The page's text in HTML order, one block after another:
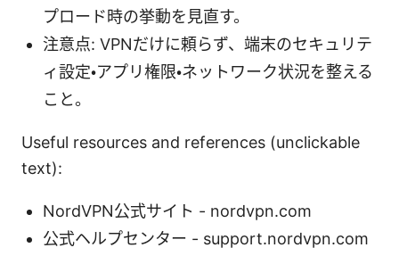
プロード時の挙動を見直す。
注意点: VPNだけに頼らず、端末のセキュリテ
ィ設定・アプリ権限・ネットワーク状況を整える
こと。
Useful resources and references (unclickable
text):
NordVPN公式サイト - nordvpn.com
公式ヘルプセンター - support.nordvpn.com